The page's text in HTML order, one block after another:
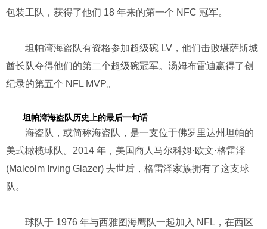
包装工队，获得了他们 18 年来的第一个 NFC 冠军。
坦帕湾海盗队有资格参加超级碗 LV，他们击败堪萨斯城
酋长队夺得他们的第二个超级碗冠军。汤姆布雷迪赢得了创
纪录的第五个 NFL MVP。
坦帕湾海盗队历史上的最后一句话
海盗队，或简称海盗队，是一支位于佛罗里达州坦帕的
美式橄榄球队。2014 年，美国商人马尔科姆·欧文·格雷泽
(Malcolm Irving Glazer) 去世后，格雷泽家族拥有了这支球
队。
球队于 1976 年与西雅图海鹰队一起加入 NFL，在西区